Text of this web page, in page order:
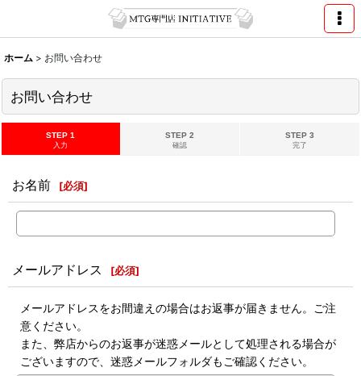
ホーム > お問い合わせ
お問い合わせ
STEP 1
入力
STEP 2
確認
STEP 3
完了
お名前 [必須]
メールアドレス [必須]
メールアドレスをお間違えの場合はお返事が届きません。ご注
意ください。
また、弊店からのお返事が迷惑メールとして処理される場合が
ございますので、迷惑メールフォルダもご確認ください。